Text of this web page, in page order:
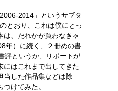
2006-2014」というサブタ
とおり、これは僕にとっ
は、だれかが買わなきゃ
年）に続く、２冊めの書
評というか、リポートが
にはこれまで出してきた
当した作品集などは除
けてみた。